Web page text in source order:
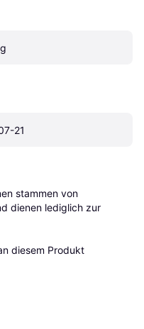
21
stammen von
dienen lediglich zur
diesem Produkt